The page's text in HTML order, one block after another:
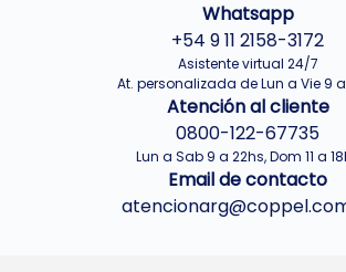
Whatsapp
+54 9 11 2158-3172
Asistente virtual 24/7
At. personalizada de Lun a Vie 9 a
Atención al cliente
0800-122-67735
Lun a Sab 9 a 22hs, Dom 11 a
Email de contacto